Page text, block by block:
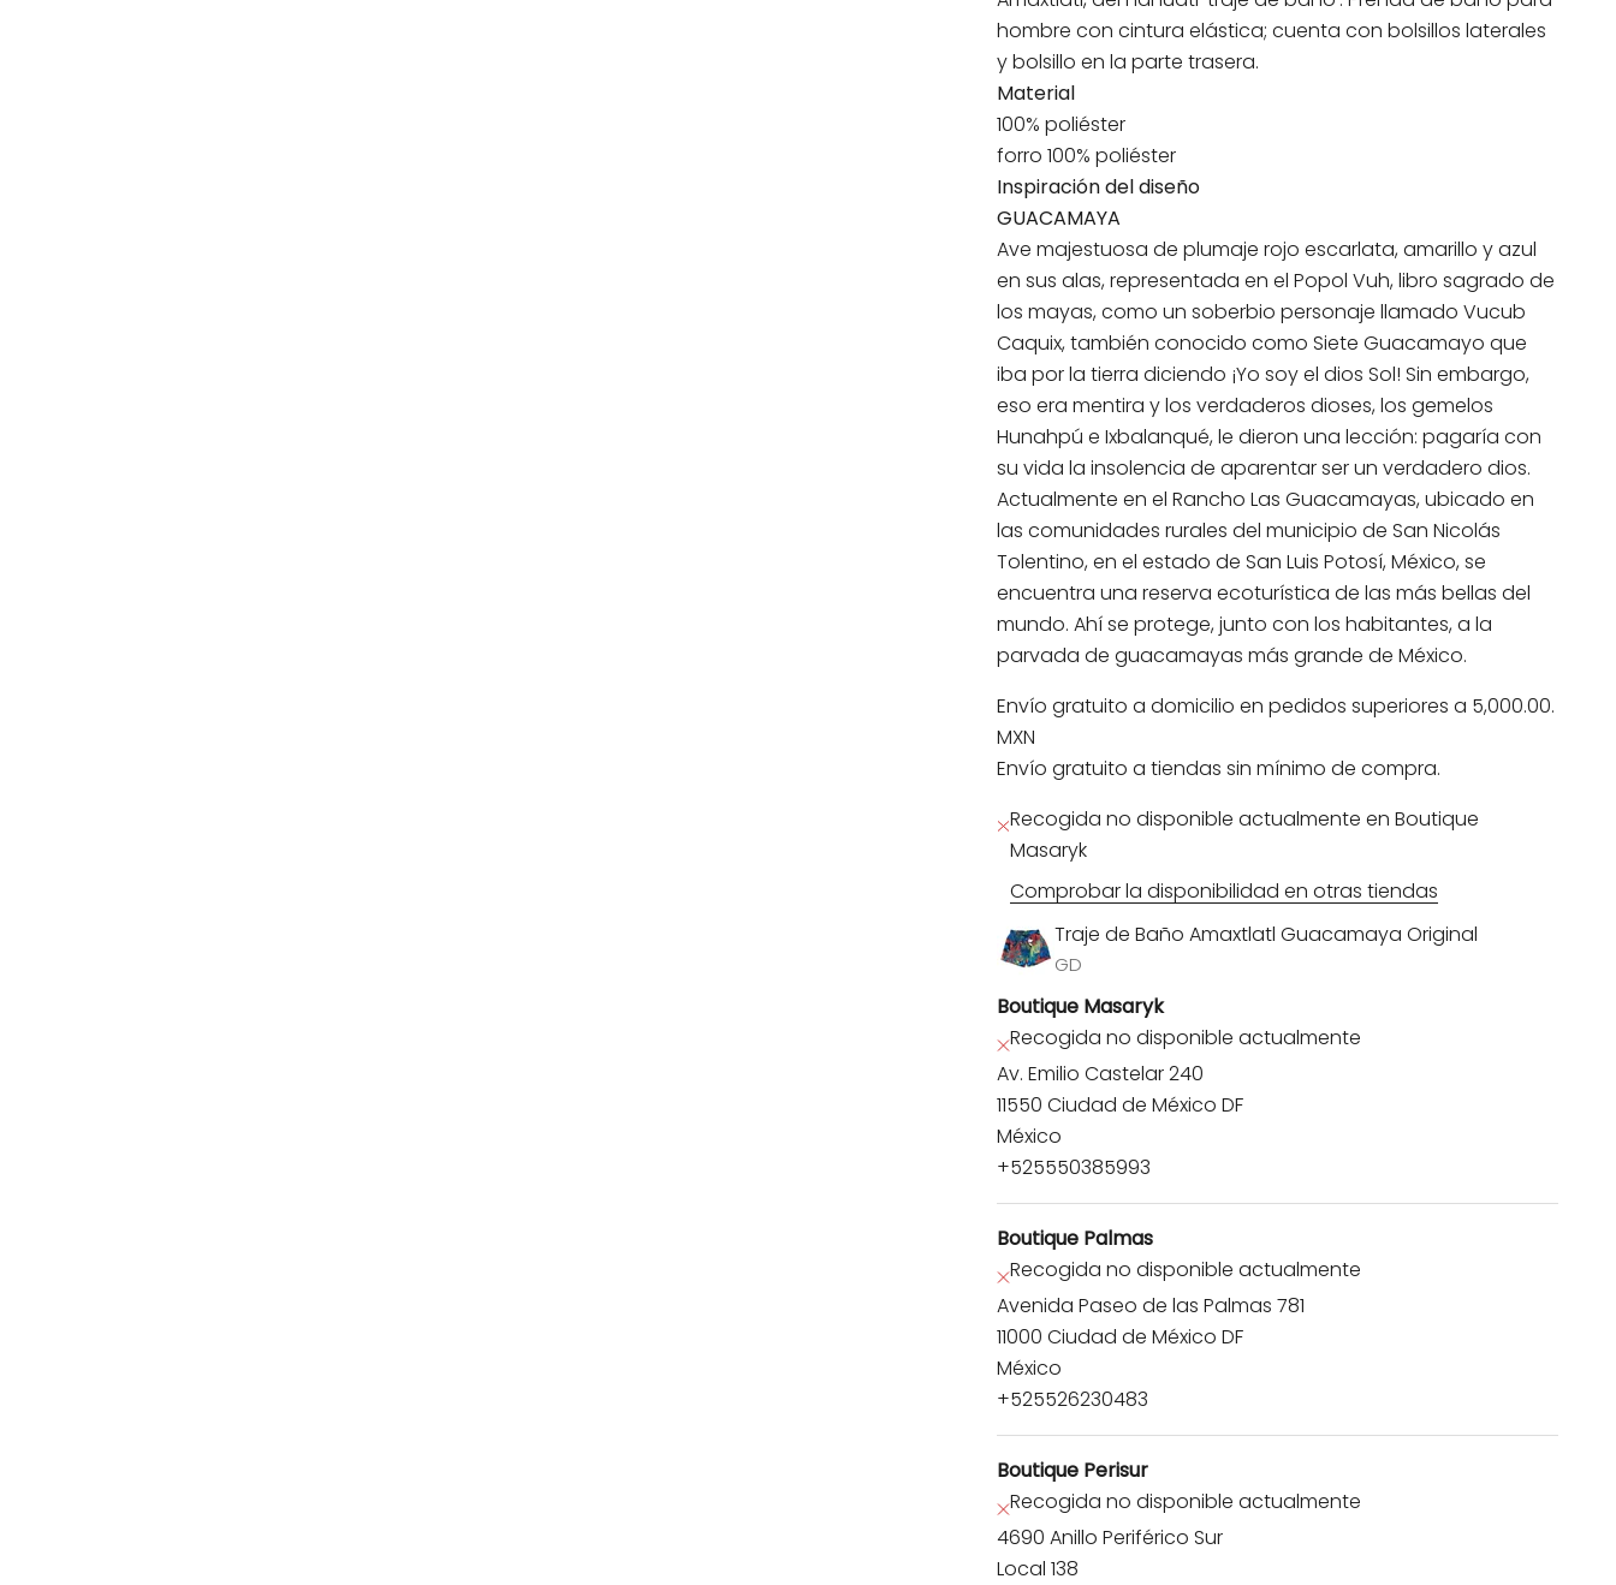
hombre con cintura elástica; cuenta con bolsillos laterales
y bolsillo en la parte trasera.
Material
100% poliéster
forro 100% poliéster
Inspiración del diseño
GUACAMAYA
Ave majestuosa de plumaje rojo escarlata, amarillo y azul
en sus alas, representada en el Popol Vuh, libro sagrado de
los mayas, como un soberbio personaje llamado Vucub
Caquix, también conocido como Siete Guacamayo que
iba por la tierra diciendo ¡Yo soy el dios Sol! Sin embargo,
eso era mentira y los verdaderos dioses, los gemelos
Hunahpú e Ixbalanqué, le dieron una lección: pagaría con
su vida la insolencia de aparentar ser un verdadero dios.
Actualmente en el Rancho Las Guacamayas, ubicado en
las comunidades rurales del municipio de San Nicolás
Tolentino, en el estado de San Luis Potosí, México, se
encuentra una reserva ecoturística de las más bellas del
mundo. Ahí se protege, junto con los habitantes, a la
parvada de guacamayas más grande de México.
Envío gratuito a domicilio en pedidos superiores a 5,000.00.
MXN
Envío gratuito a tiendas sin mínimo de compra.
Recogida no disponible actualmente en Boutique
Masaryk
Comprobar la disponibilidad en otras tiendas
Traje de Baño Amaxtlatl Guacamaya Original
GD
Boutique Masaryk
Recogida no disponible actualmente
Av. Emilio Castelar 240
11550 Ciudad de México DF
México
+525550385993
Boutique Palmas
Recogida no disponible actualmente
Avenida Paseo de las Palmas 781
11000 Ciudad de México DF
México
+525526230483
Boutique Perisur
Recogida no disponible actualmente
4690 Anillo Periférico Sur
Local 138